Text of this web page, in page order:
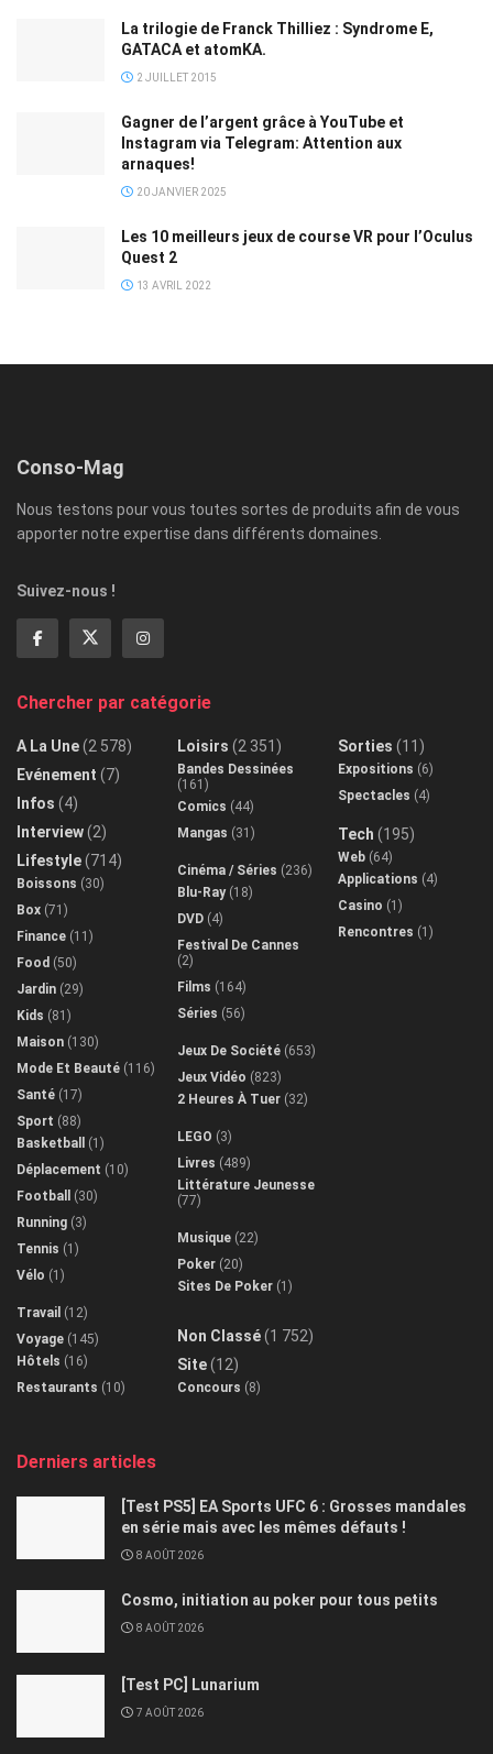
La trilogie de Franck Thilliez : Syndrome E,
GATACA et atomKA.
2 JUILLET 2015
Gagner de l’argent grâce à YouTube et
Instagram via Telegram: Attention aux
arnaques!
20 JANVIER 2025
Les 10 meilleurs jeux de course VR pour l’Oculus
Quest 2
13 AVRIL 2022
Conso-Mag
Nous testons pour vous toutes sortes de produits afin de vous
apporter notre expertise dans différents domaines.
Suivez-nous !
Chercher par catégorie
A La Une(2 578)
Evénement (7)
Infos (4)
Interview(2)
Lifestyle(714)
Boissons (30)
Box (71)
Finance (11)
Food (50)
Jardin (29)
Kids (81)
Maison (130)
Mode Et Beauté (116)
Santé (17)
Sport (88)
Basketball
(1)
Déplacement (10)
Football
(30)
Running (3)
Tennis (1)
Vélo (1)
Travail (12)
Voyage (145)
Hôtels (16)
Restaurants (10)
Loisirs (2 351)
Bandes Dessinées
(161)
Comics (44)
Mangas (31)
Cinéma / Séries (236)
Blu-Ray(18)
DVD (4)
Festival De Cannes
(2)
Films (164)
Séries (56)
Jeux De Société (653)
Jeux Vidéo (823)
2 Heures À Tuer (32)
LEGO (3)
Livres (489)
Littérature Jeunesse
(77)
Musique (22)
Poker (20)
Sites De Poker (1)
Non Classé(1 752)
Site(12)
Concours (8)
Sorties (11)
Expositions (6)
Spectacles (4)
Tech (195)
Web (64)
Applications (4)
Casino (1)
Rencontres (1)
Derniers articles
[Test PS5] EA Sports UFC 6 : Grosses mandales
en série mais avec les mêmes défauts !
8 AOÛT 2026
Cosmo, initiation au poker pour tous petits
8 AOÛT 2026
[Test PC] Lunarium
7 AOÛT 2026